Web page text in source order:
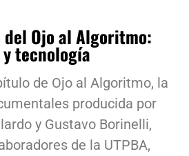
del Ojo al Algoritmo:
tecnología
de Ojo al Algoritmo, la
producida por
y Gustavo Borinelli,
de la UTPBA,